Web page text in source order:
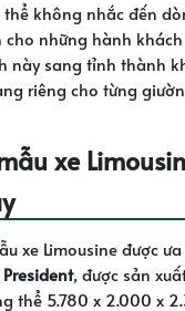
không nhắc đến
những hành
này sang tỉnh thành
riêng cho từng
xe
xe Limousine được
, được sản
thể 5.780 x 2.000 x